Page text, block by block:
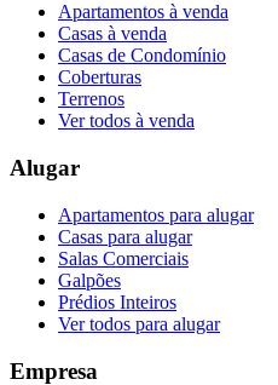
Apartamentos à venda
Casas à venda
Casas de Condomínio
Coberturas
Terrenos
Ver todos à venda
Alugar
Apartamentos para alugar
Casas para alugar
Salas Comerciais
Galpões
Prédios Inteiros
Ver todos para alugar
Empresa